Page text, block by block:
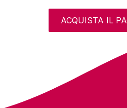
ACQUISTA IL